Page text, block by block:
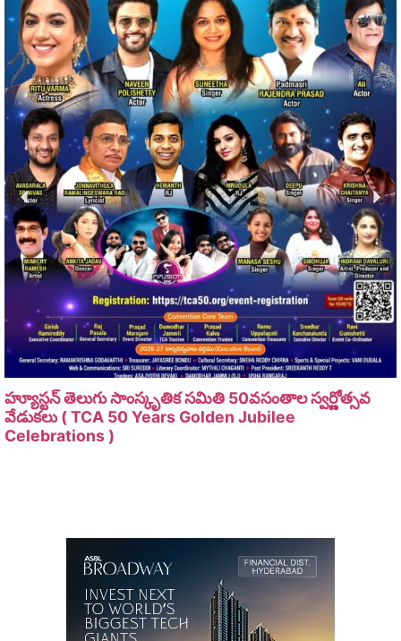
హ్యూస్టన్ తెలుగు సాంస్కృతిక సమితి 50వసంతాల స్వర్ణోత్సవ
వేడుకలు ( TCA 50 Years Golden Jubilee
Celebrations )